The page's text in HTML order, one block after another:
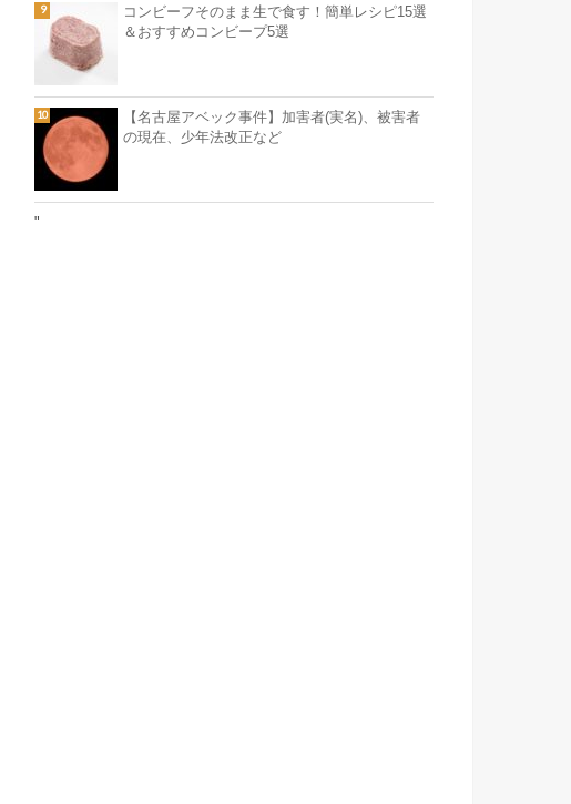
コンビーフそのまま生で食す！簡単レシピ15選
＆おすすめコンビープ5選
【名古屋アベック事件】加害者(実名)、被害者
の現在、少年法改正など
"